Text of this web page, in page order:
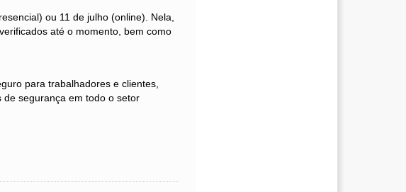
ou 11 de julho (online). Nela,
até o momento, bem como
para trabalhadores e clientes,
segurança em todo o setor